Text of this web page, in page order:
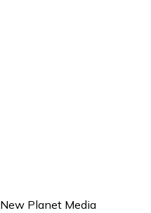
New Planet Media